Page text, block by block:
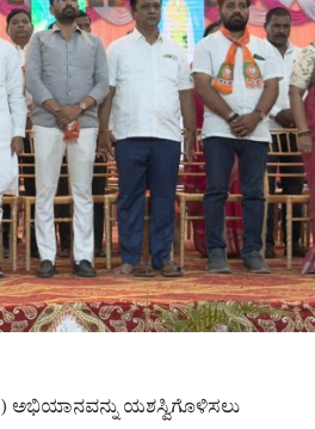
ಅಭಿಯಾನವನ್ನು ಯಶಸ್ವಿಗೊಳಿಸಲು